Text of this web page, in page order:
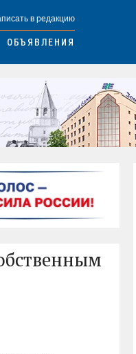
в редакцию
ОБЪЯВЛЕНИЯ